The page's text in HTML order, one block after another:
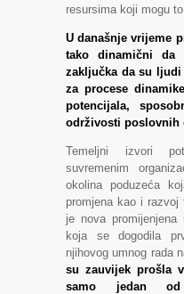
resursima koji mogu
U današnje vrijeme
tako dinamični da
zaključka da su
za procese
potencijala,
održivosti poslovnih
Temeljni izvori
suvremenim
okolina poduzeća
promjena kao i
je nova promijenjena
koja se dogodila
njihovog umnog rada
su zauvijek prošla
samo jedan od